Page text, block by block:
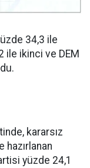
34,3 ile
ile ikinci ve DEM
kararsız
hazırlanan
yüzde 24,1